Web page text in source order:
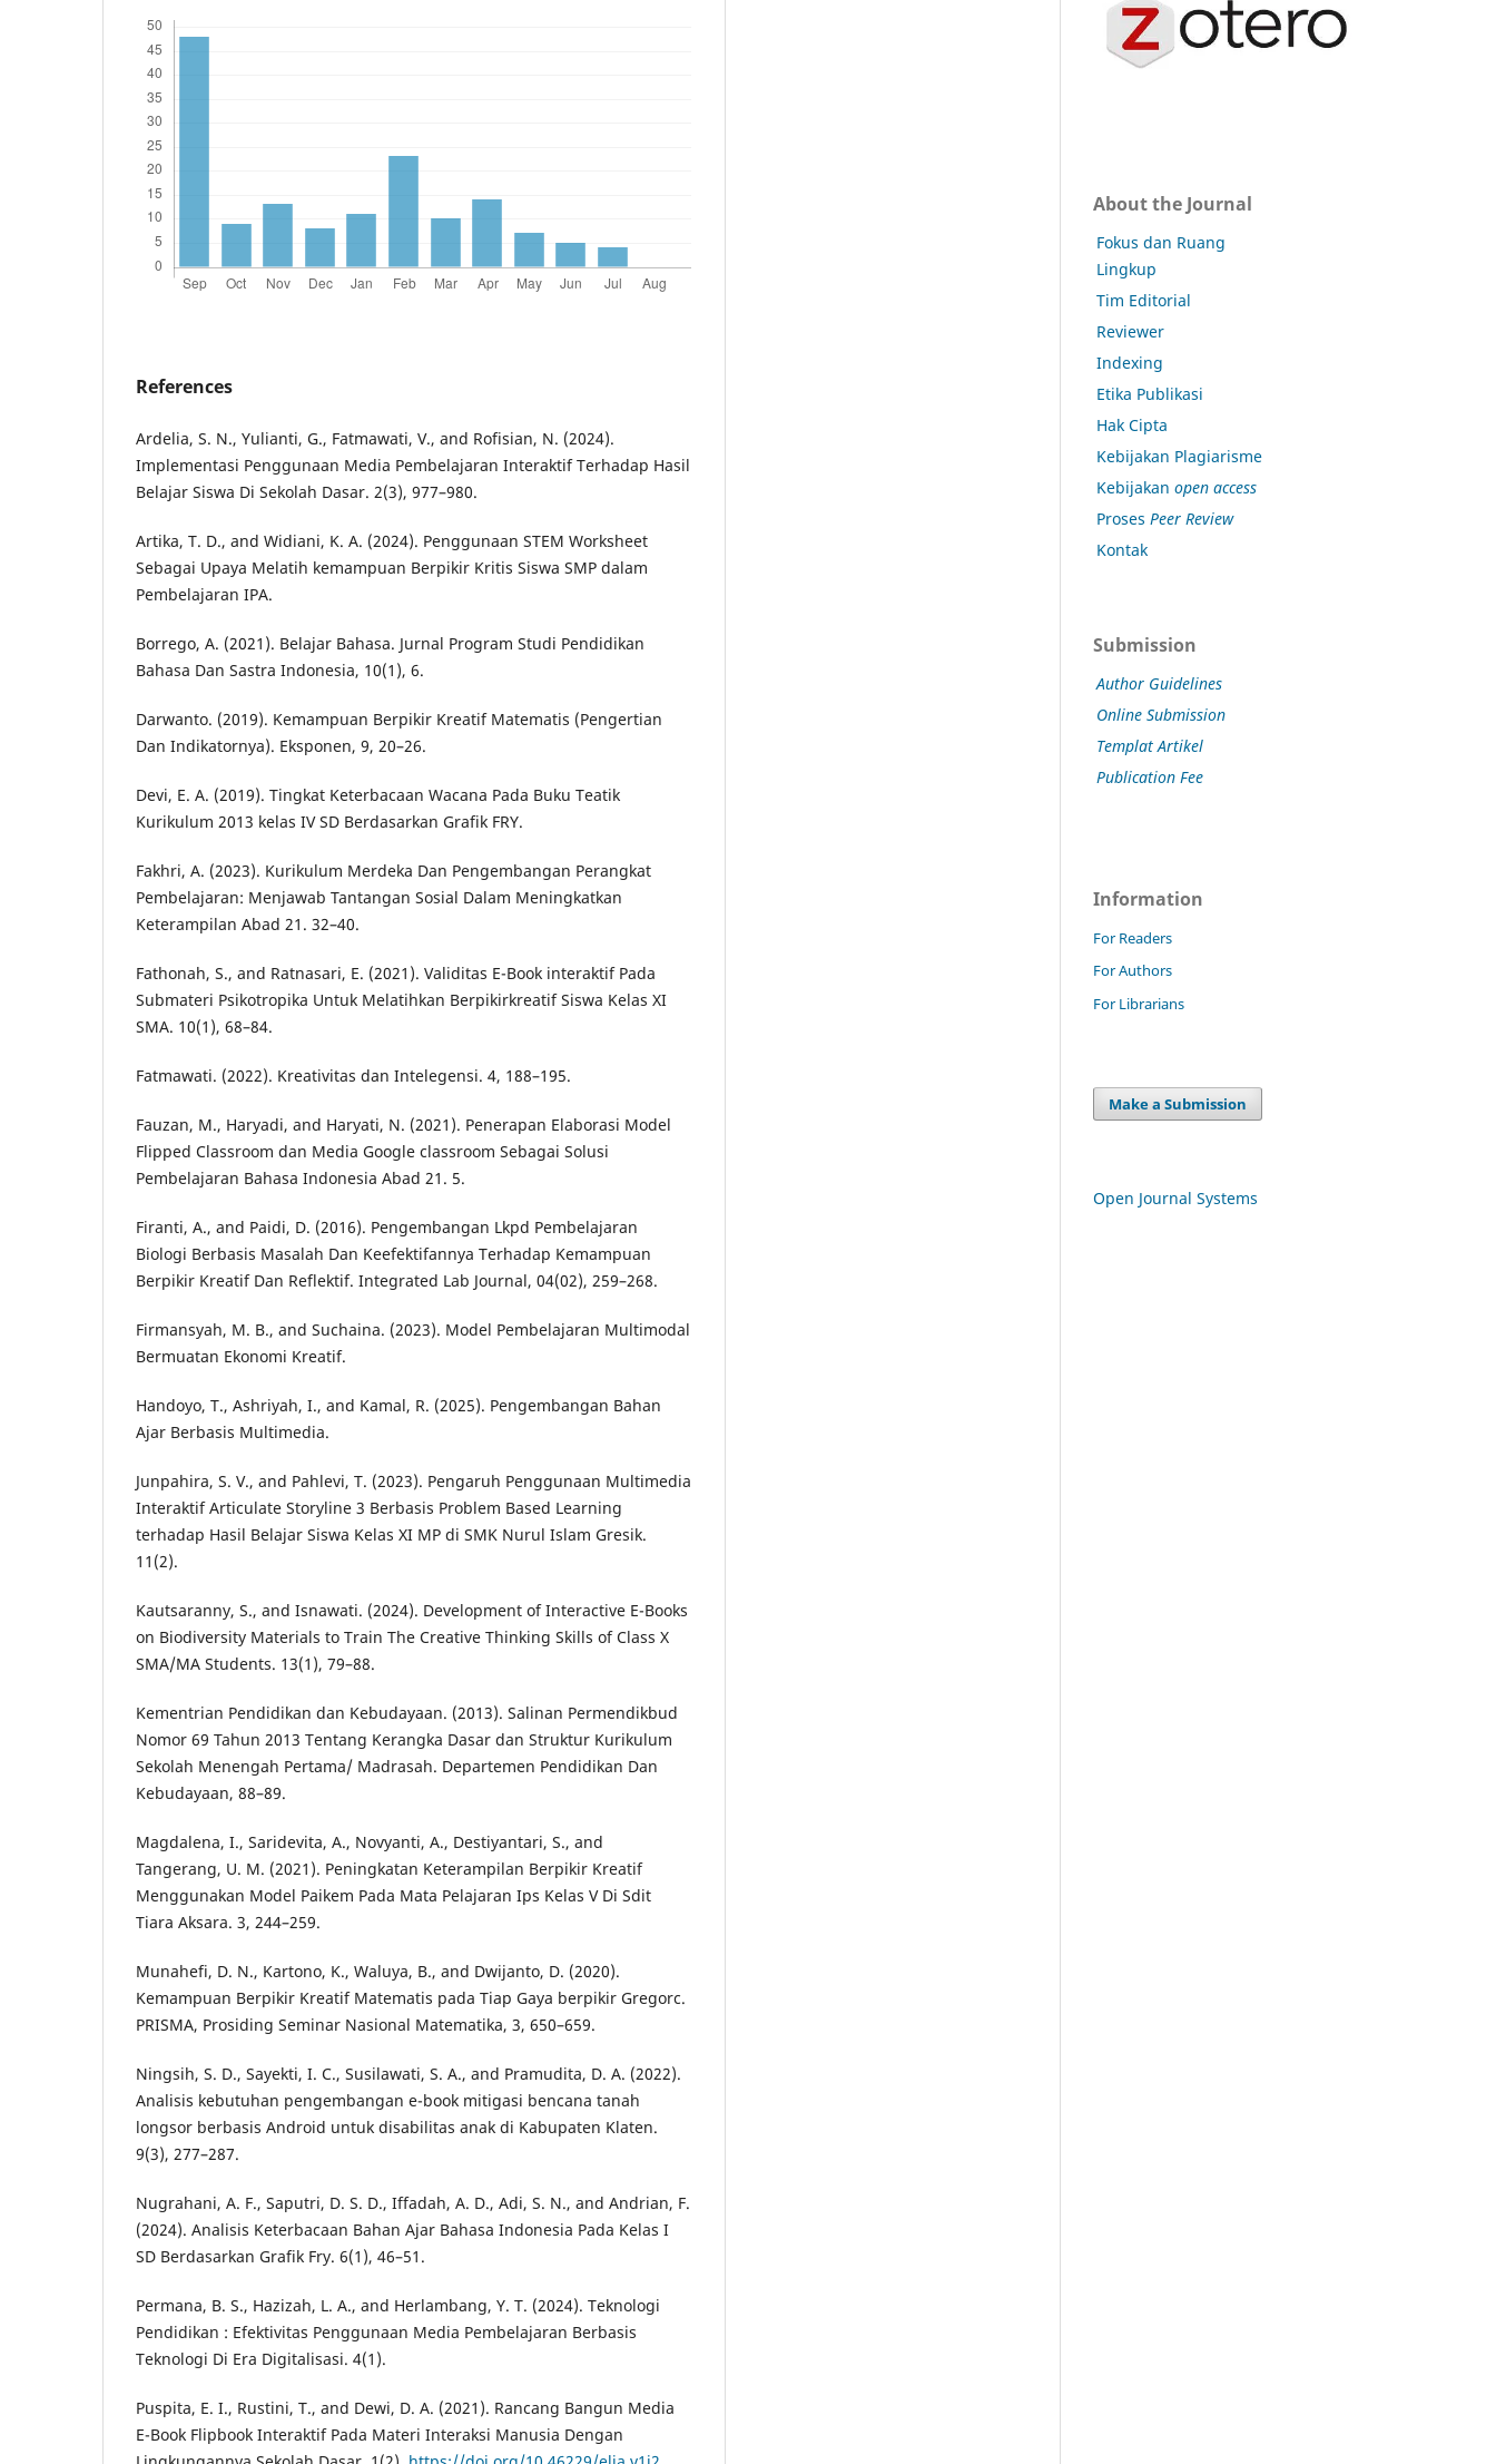
References
Ardelia, S. N., Yulianti, G., Fatmawati, V., and Rofisian, N. (2024).
Implementasi Penggunaan Media Pembelajaran Interaktif Terhadap Hasil
Belajar Siswa Di Sekolah Dasar. 2(3), 977–980.
Artika, T. D., and Widiani, K. A. (2024). Penggunaan STEM Worksheet
Sebagai Upaya Melatih kemampuan Berpikir Kritis Siswa SMP dalam
Pembelajaran IPA.
Borrego, A. (2021). Belajar Bahasa. Jurnal Program Studi Pendidikan
Bahasa Dan Sastra Indonesia, 10(1), 6.
Darwanto. (2019). Kemampuan Berpikir Kreatif Matematis (Pengertian
Dan Indikatornya). Eksponen, 9, 20–26.
Devi, E. A. (2019). Tingkat Keterbacaan Wacana Pada Buku Teatik
Kurikulum 2013 kelas IV SD Berdasarkan Grafik FRY.
Fakhri, A. (2023). Kurikulum Merdeka Dan Pengembangan Perangkat
Pembelajaran: Menjawab Tantangan Sosial Dalam Meningkatkan
Keterampilan Abad 21. 32–40.
Fathonah, S., and Ratnasari, E. (2021). Validitas E-Book interaktif Pada
Submateri Psikotropika Untuk Melatihkan Berpikirkreatif Siswa Kelas XI
SMA. 10(1), 68–84.
Fatmawati. (2022). Kreativitas dan Intelegensi. 4, 188–195.
Fauzan, M., Haryadi, and Haryati, N. (2021). Penerapan Elaborasi Model
Flipped Classroom dan Media Google classroom Sebagai Solusi
Pembelajaran Bahasa Indonesia Abad 21. 5.
Firanti, A., and Paidi, D. (2016). Pengembangan Lkpd Pembelajaran
Biologi Berbasis Masalah Dan Keefektifannya Terhadap Kemampuan
Berpikir Kreatif Dan Reflektif. Integrated Lab Journal, 04(02), 259–268.
Firmansyah, M. B., and Suchaina. (2023). Model Pembelajaran Multimodal
Bermuatan Ekonomi Kreatif.
Handoyo, T., Ashriyah, I., and Kamal, R. (2025). Pengembangan Bahan
Ajar Berbasis Multimedia.
Junpahira, S. V., and Pahlevi, T. (2023). Pengaruh Penggunaan Multimedia
Interaktif Articulate Storyline 3 Berbasis Problem Based Learning
terhadap Hasil Belajar Siswa Kelas XI MP di SMK Nurul Islam Gresik.
11(2).
Kautsaranny, S., and Isnawati. (2024). Development of Interactive E-Books
on Biodiversity Materials to Train The Creative Thinking Skills of Class X
SMA/MA Students. 13(1), 79–88.
Kementrian Pendidikan dan Kebudayaan. (2013). Salinan Permendikbud
Nomor 69 Tahun 2013 Tentang Kerangka Dasar dan Struktur Kurikulum
Sekolah Menengah Pertama/ Madrasah. Departemen Pendidikan Dan
Kebudayaan, 88–89.
Magdalena, I., Saridevita, A., Novyanti, A., Destiyantari, S., and
Tangerang, U. M. (2021). Peningkatan Keterampilan Berpikir Kreatif
Menggunakan Model Paikem Pada Mata Pelajaran Ips Kelas V Di Sdit
Tiara Aksara. 3, 244–259.
Munahefi, D. N., Kartono, K., Waluya, B., and Dwijanto, D. (2020).
Kemampuan Berpikir Kreatif Matematis pada Tiap Gaya berpikir Gregorc.
PRISMA, Prosiding Seminar Nasional Matematika, 3, 650–659.
Ningsih, S. D., Sayekti, I. C., Susilawati, S. A., and Pramudita, D. A. (2022).
Analisis kebutuhan pengembangan e-book mitigasi bencana tanah
longsor berbasis Android untuk disabilitas anak di Kabupaten Klaten.
9(3), 277–287.
Nugrahani, A. F., Saputri, D. S. D., Iffadah, A. D., Adi, S. N., and Andrian, F.
(2024). Analisis Keterbacaan Bahan Ajar Bahasa Indonesia Pada Kelas I
SD Berdasarkan Grafik Fry. 6(1), 46–51.
Permana, B. S., Hazizah, L. A., and Herlambang, Y. T. (2024). Teknologi
Pendidikan : Efektivitas Penggunaan Media Pembelajaran Berbasis
Teknologi Di Era Digitalisasi. 4(1).
Puspita, E. I., Rustini, T., and Dewi, D. A. (2021). Rancang Bangun Media
E-Book Flipbook Interaktif Pada Materi Interaksi Manusia Dengan
About the Journal
Fokus dan Ruang
Lingkup
Tim Editorial
Reviewer
Indexing
Etika Publikasi
Hak Cipta
Kebijakan Plagiarisme
Kebijakan open access
Proses Peer Review
Kontak
Submission
Author Guidelines
Online Submission
Templat Artikel
Publication Fee
Information
For Readers
For Authors
For Librarians
Make a Submission
Open Journal Systems